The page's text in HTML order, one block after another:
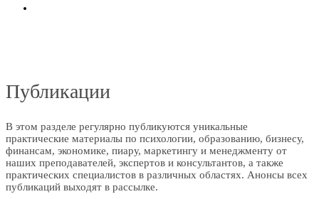
Публикации
В этом разделе регулярно публикуются уникальные
практические материалы по психологии, образованию, бизнесу,
финансам, экономике, пиару, маркетингу и менеджменту от
наших преподавателей, экспертов и консультантов, а также
практических специалистов в различных областях. Анонсы всех
публикаций выходят в рассылке.